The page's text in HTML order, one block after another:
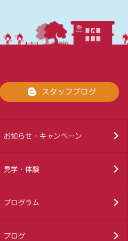
スタッフブログ
お知らせ・キャンペーン
見学・体験
プログラム
ブログ